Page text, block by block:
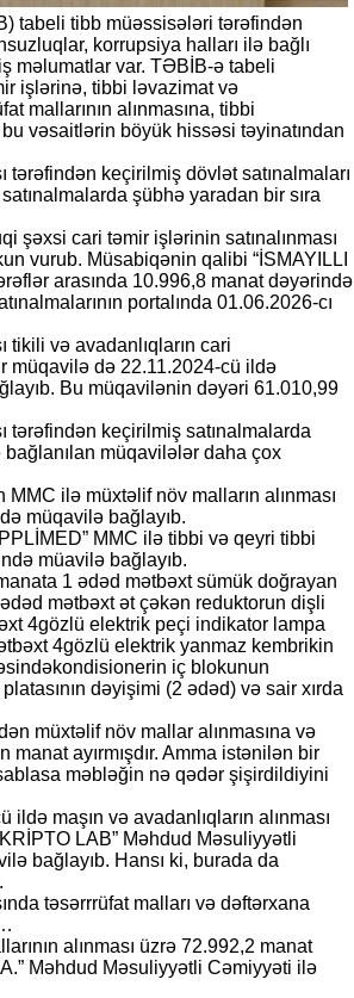
tabeli tibb müəssisələri tərəfindən
korrupsiya halları ilə bağlı
məlumatlar var. TƏBİB-ə tabeli
işlərinə, tibbi ləvazimat və
mallarının alınmasına, tibbi
bu vəsaitlərin böyük hissəsi təyinatından
tərəfindən keçirilmiş dövlət satınalmaları
şübhə yaradan bir sıra
şəxsi cari təmir işlərinin satınalınması
vurub. Müsabiqənin qalibi “İSMAYILLI
arasında 10.996,8 manat dəyərində
portalında 01.06.2026-cı
tikili və avadanlıqların cari
müqavilə də 22.11.2024-cü ildə
Bu müqavilənin dəyəri 61.010,99
tərəfindən keçirilmiş satınalmalarda
müqavilələr daha çox
ilə müxtəlif növ malların alınması
müqavilə bağlayıb.
MMC ilə tibbi və qeyri tibbi
müavilə bağlayıb.
1 ədəd mətbəxt sümük doğrayan
mətbəxt ət çəkən reduktorun dişli
4gözlü elektrik peçi indikator lampa
4gözlü elektrik yanmaz kembrikin
iç blokunun
dəyişimi (2 ədəd) və sair xırda
müxtəlif növ mallar alınmasına və
ayırmışdır. Amma istənilən bir
məbləğin nə qədər şişirdildiyini
ildə maşın və avadanlıqların alınması
LAB” Məhdud Məsuliyyətli
bağlayıb. Hansı ki, burada da
təsərrrüfat malları və dəftərxana
alınması üzrə 72.992,2 manat
Məhdud Məsuliyyətli Cəmiyyəti ilə